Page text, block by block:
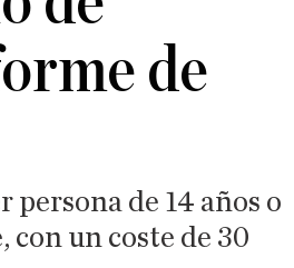
de
de 14 años o
un coste de 30